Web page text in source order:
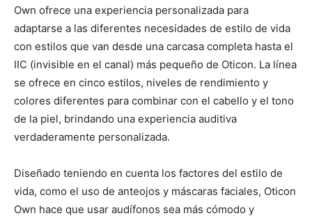
Own ofrece una experiencia personalizada para
adaptarse a las diferentes necesidades de estilo de vida
con estilos que van desde una carcasa completa hasta el
IIC (invisible en el canal) más pequeño de Oticon. La línea
se ofrece en cinco estilos, niveles de rendimiento y
colores diferentes para combinar con el cabello y el tono
de la piel, brindando una experiencia auditiva
verdaderamente personalizada.
Diseñado teniendo en cuenta los factores del estilo de
vida, como el uso de anteojos y máscaras faciales, Oticon
Own hace que usar audífonos sea más cómodo y